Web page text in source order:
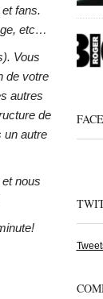
fans.
etc…
Vous
de votre
autres
de
un autre
nous